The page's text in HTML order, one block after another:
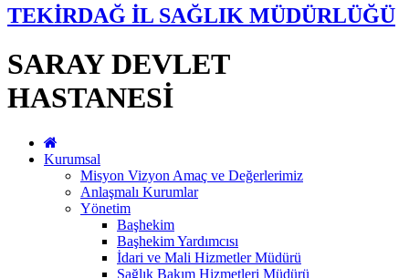
TEKİRDAĞ İL SAĞLIK MÜDÜRLÜĞÜ
SARAY DEVLET
HASTANESİ
Kurumsal
Misyon Vizyon Amaç ve Değerlerimiz
Anlaşmalı Kurumlar
Yönetim
Başhekim
Başhekim Yardımcısı
İdari ve Mali Hizmetler Müdürü
Sağlık Bakım Hizmetleri Müdürü